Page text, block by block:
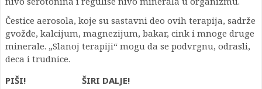
Čestice aerosola, koje su sastavni deo ovih terapija, sadrže
gvožđe, kalcijum, magnezijum, bakar, cink i mnoge druge
minerale. „Slanoj terapiji“ mogu da se podvrgnu, odrasli,
deca i trudnice.
PIŠI!
ŠIRI DALJE!